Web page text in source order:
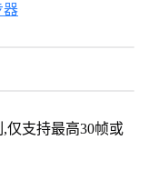
器
仅支持最高30帧或